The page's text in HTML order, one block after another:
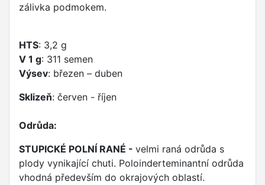
zálivka podmokem.
HTS: 3,2 g
V 1 g: 311 semen
Výsev: březen – duben
Sklizeň: červen - říjen
Odrůda:
STUPICKÉ POLNÍ RANÉ - velmi raná odrůda s
plody vynikající chuti. Poloinderteminantní odrůda
vhodná především do okrajových oblastí.